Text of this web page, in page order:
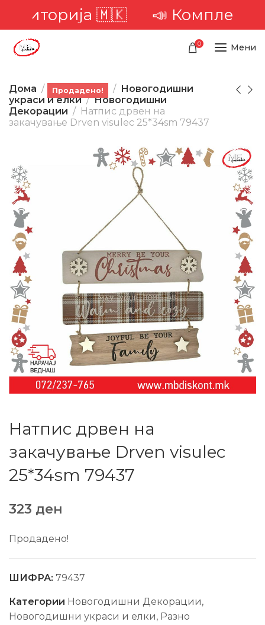
🇲🇰 📣 Комплетна
0 Мени
Дома Производи
Новогодишни
украси и елки
Новогодишни
Декорации
Натпис дрвен на
закачување Drven visulec 25*34sm 79437
Продадено!
Натпис дрвен на
закачување Drven visulec
25*34sm 79437
323 ден
Продадено!
ШИФРА: 79437
Категории Новогодишни Декорации,
Новогодишни украси и елки, Разно